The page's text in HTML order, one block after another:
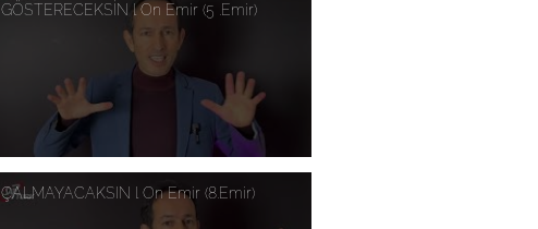
GÖSTERECEKSİN l On Emir (5 .Emir)
ÇALMAYACAKSIN l On Emir (8.Emir)